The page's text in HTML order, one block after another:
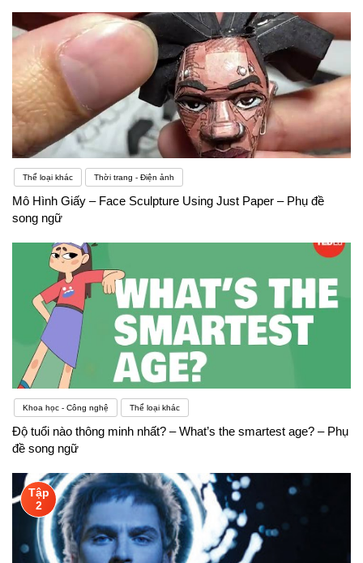
Thể loại khác Thời trang - Điện ảnh
Mô Hình Giấy – Face Sculpture Using Just Paper – Phụ đề
song ngữ
Khoa học - Công nghệ Thể loại khác
Độ tuổi nào thông minh nhất? – What’s the smartest age? – Phụ
đề song ngữ
Tập
2